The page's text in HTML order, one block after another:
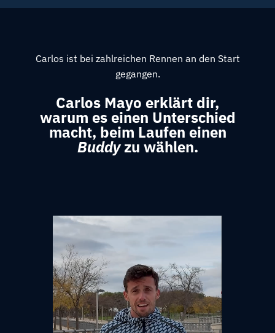
Carlos ist bei zahlreichen Rennen an den Start
gegangen.
Carlos Mayo erklärt dir,
warum es einen Unterschied
macht, beim Laufen einen
Buddyzu wählen.